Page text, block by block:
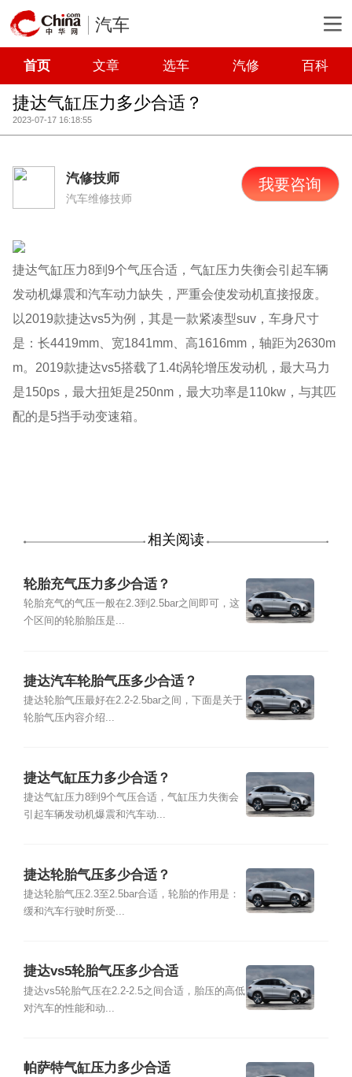
汽车
首页 文章 选车 汽修 百科
捷达气缸压力多少合适？
2023-07-17 16:18:55
汽修技师
汽车维修技师
我要咨询
捷达气缸压力8到9个气压合适，气缸压力失衡会引起车辆
发动机爆震和汽车动力缺失，严重会使发动机直接报废。
以2019款捷达vs5为例，其是一款紧凑型suv，车身尺寸
是：长4419mm、宽1841mm、高1616mm，轴距为2630m
m。2019款捷达vs5搭载了1.4t涡轮增压发动机，最大马力
是150ps，最大扭矩是250nm，最大功率是110kw，与其匹
配的是5挡手动变速箱。
相关阅读
轮胎充气压力多少合适？
轮胎充气的气压一般在2.3到2.5bar之间即可，这
个区间的轮胎胎压是...
捷达汽车轮胎气压多少合适？
捷达轮胎气压最好在2.2-2.5bar之间，下面是关于
轮胎气压内容介绍...
捷达气缸压力多少合适？
捷达气缸压力8到9个气压合适，气缸压力失衡会
引起车辆发动机爆震和汽车动...
捷达轮胎气压多少合适？
捷达轮胎气压2.3至2.5bar合适，轮胎的作用是：
缓和汽车行驶时所受...
捷达vs5轮胎气压多少合适
捷达vs5轮胎气压在2.2-2.5之间合适，胎压的高低
对汽车的性能和动...
帕萨特气缸压力多少合适